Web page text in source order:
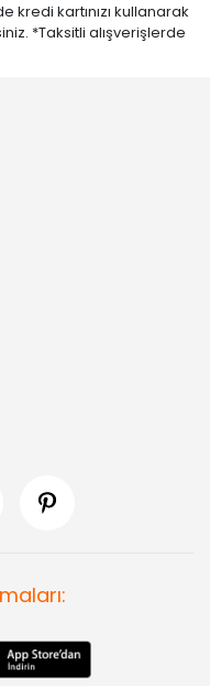
kartınızı kullanarak
*Taksitli alışverişlerde